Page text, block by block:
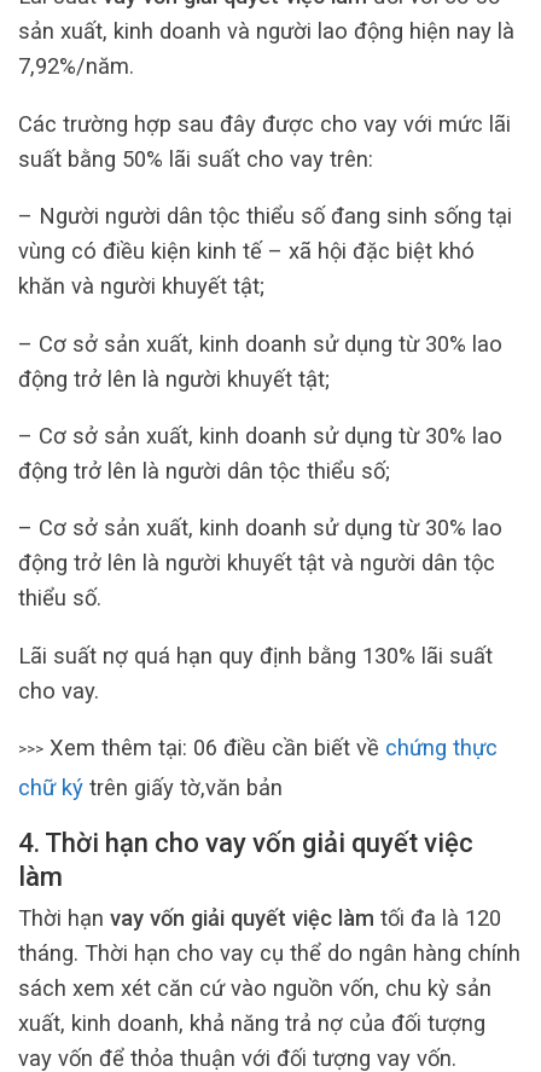
sản xuất, kinh doanh và người lao động hiện nay là
7,92%/năm.
Các trường hợp sau đây được cho vay với mức lãi
suất bằng 50% lãi suất cho vay trên:
– Người người dân tộc thiểu số đang sinh sống tại
vùng có điều kiện kinh tế – xã hội đặc biệt khó
khăn và người khuyết tật;
– Cơ sở sản xuất, kinh doanh sử dụng từ 30% lao
động trở lên là người khuyết tật;
– Cơ sở sản xuất, kinh doanh sử dụng từ 30% lao
động trở lên là người dân tộc thiểu số;
– Cơ sở sản xuất, kinh doanh sử dụng từ 30% lao
động trở lên là người khuyết tật và người dân tộc
thiểu số.
Lãi suất nợ quá hạn quy định bằng 130% lãi suất
cho vay.
>>> Xem thêm tại: 06 điều cần biết về chứng thực
chữ ký trên giấy tờ,văn bản
4. Thời hạn cho vay vốn giải quyết việc
làm
Thời hạn vay vốn giải quyết việc làm tối đa là 120
tháng. Thời hạn cho vay cụ thể do ngân hàng chính
sách xem xét căn cứ vào nguồn vốn, chu kỳ sản
xuất, kinh doanh, khả năng trả nợ của đối tượng
vay vốn để thỏa thuận với đối tượng vay vốn.